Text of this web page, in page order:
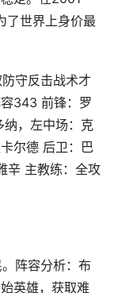
了世界上身价最
守反击战术才
343 前锋：罗
纳，左中场：克
尔德 后卫：巴
辛 主教练：全攻
阵容分析：布
英雄，获取难